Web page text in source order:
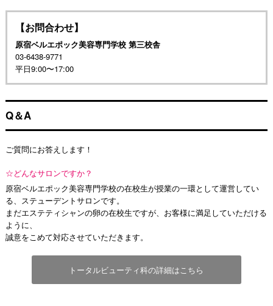
【お問合わせ】
原宿ベルエポック美容専門学校 第三校舎
03-6438-9771
平日9:00〜17:00
Q＆A
ご質問にお答えします！
☆どんなサロンですか？
原宿ベルエポック美容専門学校の在校生が授業の一環として運営してい
る、ステューデントサロンです。
まだエステティシャンの卵の在校生ですが、お客様に満足していただける
ように、
誠意をこめて対応させていただきます。
トータルビューティ科の詳細はこちら